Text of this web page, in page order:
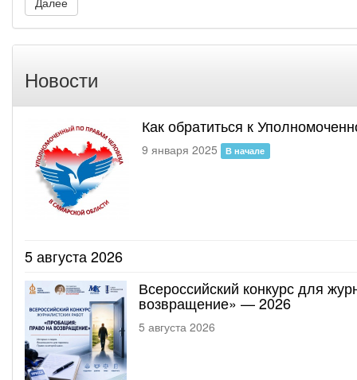
Новости
Как обратиться к
9 января 2025 В начале
5 августа 2026
Всероссийский конкурс для
возвращение» — 2026
5 августа 2026